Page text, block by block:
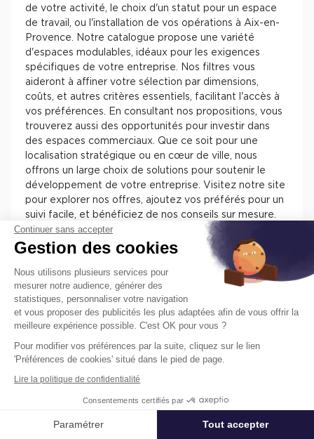
Affiner ma recherche
de votre activité, le choix d'un statut pour un espace
de travail, ou l'installation de vos opérations à Aix-en-
Provence. Notre catalogue propose une variété
d'espaces modulables, idéaux pour les exigences
spécifiques de votre entreprise. Nos filtres vous
aideront à affiner votre sélection par dimensions,
coûts, et autres critères essentiels, facilitant l'accès à
vos préférences. En consultant nos propositions, vous
trouverez aussi des opportunités pour investir dans
des espaces commerciaux. Que ce soit pour une
localisation stratégique ou en cœur de ville, nous
offrons un large choix de solutions pour soutenir le
développement de votre entreprise. Visitez notre site
pour explorer nos offres, ajoutez vos préférés pour un
suivi facile, et bénéficiez de nos conseils sur mesure.
Chez Cushman & Wakefield, nous nous engageons à
vous assister dans la sélection de l'espace parfait pour
Trouvez facilement nos annonces de
locaux à louer ou à vendre en France
pour installer votre entreprise.
Les différentes offres de locaux en France présentent
trouverez des informations concernant l’actif, des
Continuer sans accepter
Gestion des cookies
Nous utilisons plusieurs services pour
mesurer notre audience, générer des
statistiques, personnaliser votre navigation
et vous proposer des publicités les plus adaptées afin de vous offrir la
meilleure expérience possible. C'est OK pour vous ?
Pour modifier vos préférences par la suite, cliquez sur le lien
'Préférences de cookies' situé dans le pied de page.
Lire la politique de confidentialité
Consentements certifiés par
Paramétrer Tout accepter